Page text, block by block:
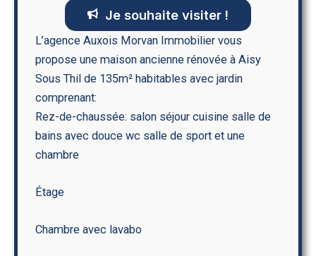
Je souhaite visiter !
L’agence Auxois Morvan Immobilier vous
propose une maison ancienne rénovée à Aisy
Sous Thil de 135m² habitables avec jardin
comprenant:
Rez-de-chaussée: salon séjour cuisine salle de
bains avec douce wc salle de sport et une
chambre
Étage
Chambre avec lavabo